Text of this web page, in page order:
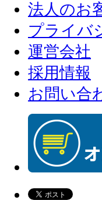
法人のお
プライバ
運営会社
採用情報
お問い合